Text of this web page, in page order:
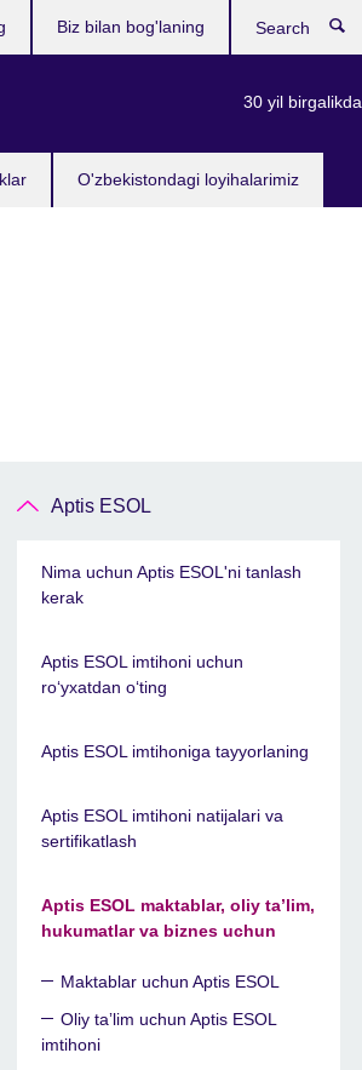
O'zbekistondagi loyihalarimiz
30 yil birgalikda
Biz bilan bog'laning
Aptis ESOL
Nima uchun Aptis ESOL'ni tanlash
kerak
Aptis ESOL imtihoni uchun
roʻyxatdan oʻting
Aptis ESOL imtihoniga tayyorlaning
Aptis ESOL imtihoni natijalari va
sertifikatlash
Aptis ESOL maktablar, oliy taʼlim,
hukumatlar va biznes uchun
Maktablar uchun Aptis ESOL
Oliy taʼlim uchun Aptis ESOL
imtihoni